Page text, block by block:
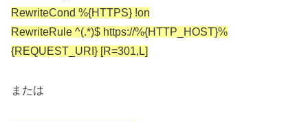
RewriteCond %{HTTPS} !on
RewriteRule ^(.*)$ https://%{HTTP_HOST}%
{REQUEST_URI} [R=301,L]
または